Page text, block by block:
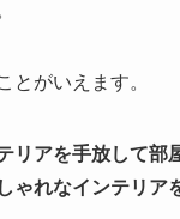
とがいえます。
リアを手放して部
ゃれなインテリア